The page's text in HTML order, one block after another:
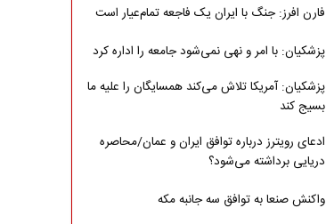
فارن افرز: جنگ با ایران یک فاجعه تمام‌عیار است
پزشکیان: با امر و نهی نمی‌شود جامعه را اداره کرد
پزشکیان: آمریکا تلاش می‌کند همسایگان را علیه ما
بسیج کند
ادعای رویترز درباره توافق ایران و عمان/محاصره
دریایی برداشته می‌شود؟
واکنش صنعا به توافق سه جانبه مکه